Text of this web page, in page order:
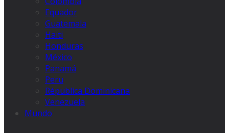
Equador
Guatemala
Haiti
Honduras
México
Panamá
Peru
Républica Dominicana
Venezuela
Mundo